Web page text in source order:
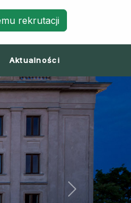
rekrutacji
Aktualności
Next